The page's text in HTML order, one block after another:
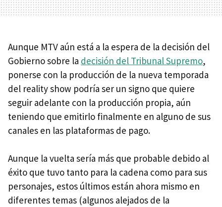
Aunque MTV aún está a la espera de la decisión del
Gobierno sobre la decisión del Tribunal Supremo,
ponerse con la producción de la nueva temporada
del reality show podría ser un signo que quiere
seguir adelante con la producción propia, aún
teniendo que emitirlo finalmente en alguno de sus
canales en las plataformas de pago.
Aunque la vuelta sería más que probable debido al
éxito que tuvo tanto para la cadena como para sus
personajes, estos últimos están ahora mismo en
diferentes temas (algunos alejados de la